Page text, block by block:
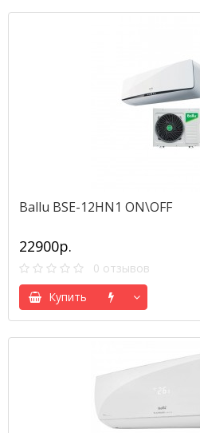
Ballu BSE-12HN1 ON\OFF
22900р.
0 отзывов
Купить